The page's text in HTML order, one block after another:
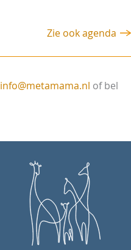
Zie ook agenda
info@metamama.nl of bel